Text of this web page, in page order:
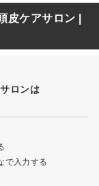
皮ケアサロン |
ロンは
で入力する